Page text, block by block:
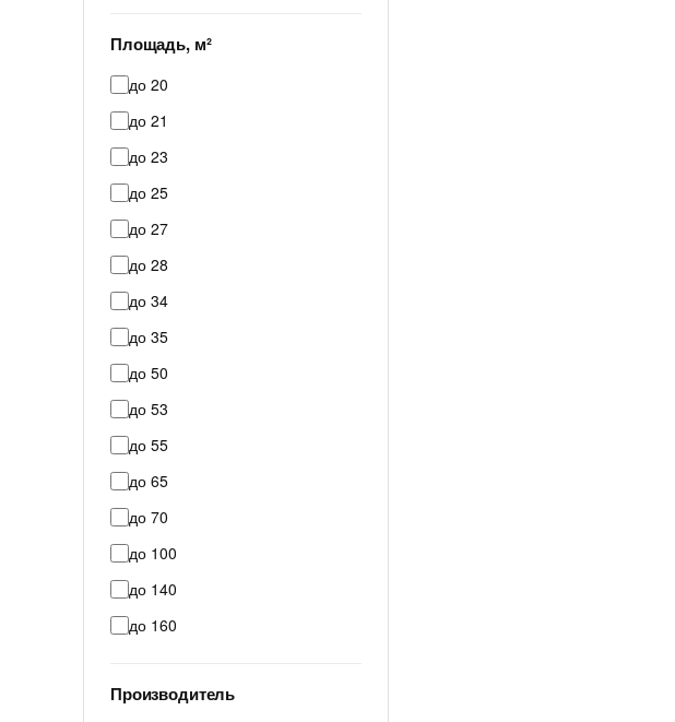
Площадь, м²
до 20
до 21
до 23
до 25
до 27
до 28
до 34
до 35
до 50
до 53
до 55
до 65
до 70
до 100
до 140
до 160
Производитель